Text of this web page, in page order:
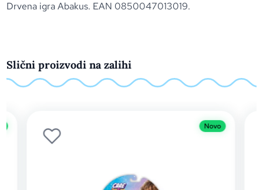
Drvena igra Abakus. EAN 0850047013019.
Slični proizvodi na zalihi
Novo